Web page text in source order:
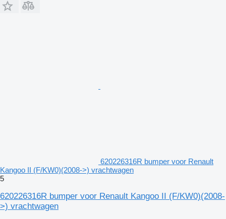
620226316R bumper voor Renault
Kangoo II (F/KW0)(2008->) vrachtwagen
5
620226316R bumper voor Renault Kangoo II (F/KW0)(2008-
>) vrachtwagen